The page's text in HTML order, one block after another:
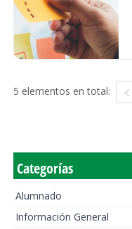
5 elementos en total:
Categorías
Alumnado
Información General